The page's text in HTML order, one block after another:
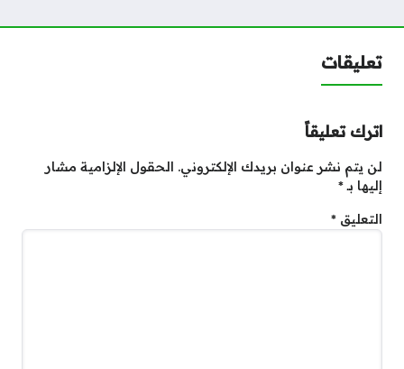
تعليقات
اترك تعليقاً
لن يتم نشر عنوان بريدك الإلكتروني. الحقول الإلزامية مشار
إليها بـ*
التعليق *